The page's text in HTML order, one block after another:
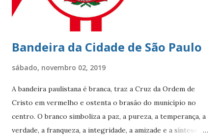
Marselha fundando a empresa ‘Navegação Aliança’ com a
finalidade de explor...
Bandeira da Cidade de São Paulo
sábado, novembro 02, 2019
A bandeira paulistana é branca, traz a Cruz da Ordem de
Cristo em vermelho e ostenta o brasão do município no
centro. O branco simboliza a paz, a pureza, a temperança, a
verdade, a franqueza, a integridade, a amizade e a síntese